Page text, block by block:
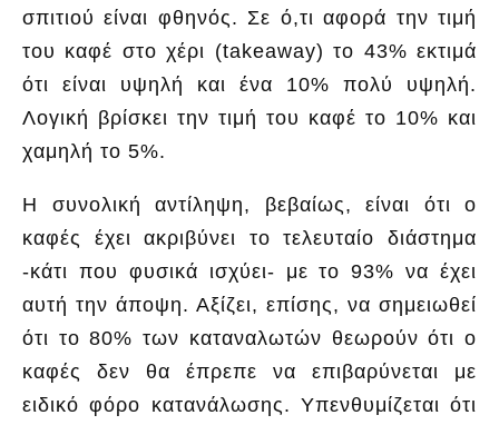
σπιτιού είναι φθηνός. Σε ό,τι αφορά την τιμή
του καφέ στο χέρι (takeaway) το 43% εκτιμά
ότι είναι υψηλή και ένα 10% πολύ υψηλή.
Λογική βρίσκει την τιμή του καφέ το 10% και
χαμηλή το 5%.
Η συνολική αντίληψη, βεβαίως, είναι ότι ο
καφές έχει ακριβύνει το τελευταίο διάστημα
-κάτι που φυσικά ισχύει- με το 93% να έχει
αυτή την άποψη. Αξίζει, επίσης, να σημειωθεί
ότι το 80% των καταναλωτών θεωρούν ότι ο
καφές δεν θα έπρεπε να επιβαρύνεται με
ειδικό φόρο κατανάλωσης. Υπενθυμίζεται ότι